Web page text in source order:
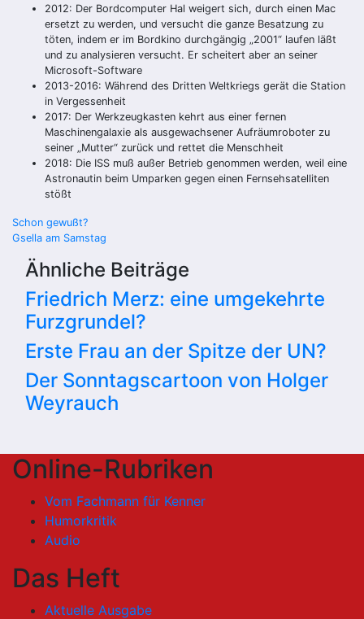
2012: Der Bordcomputer Hal weigert sich, durch einen Mac
ersetzt zu werden, und versucht die ganze Besatzung zu
töten, indem er im Bordkino durchgängig „2001“ laufen läßt
und zu analysieren versucht. Er scheitert aber an seiner
Microsoft-Software
2013-2016: Während des Dritten Weltkriegs gerät die Station
in Vergessenheit
2017: Der Werkzeugkasten kehrt aus einer fernen
Maschinengalaxie als ausgewachsener Aufräumroboter zu
seiner „Mutter“ zurück und rettet die Menschheit
2018: Die ISS muß außer Betrieb genommen werden, weil eine
Astronautin beim Umparken gegen einen Fernsehsatelliten
stößt
Beitragsnavigation
Schon gewußt?
Gsella am Samstag
Ähnliche Beiträge
Friedrich Merz: eine umgekehrte
Furzgrundel?
Erste Frau an der Spitze der UN?
Der Sonntagscartoon von Holger
Weyrauch
Online-Rubriken
Vom Fachmann für Kenner
Humorkritik
Audio
Das Heft
Aktuelle Ausgabe